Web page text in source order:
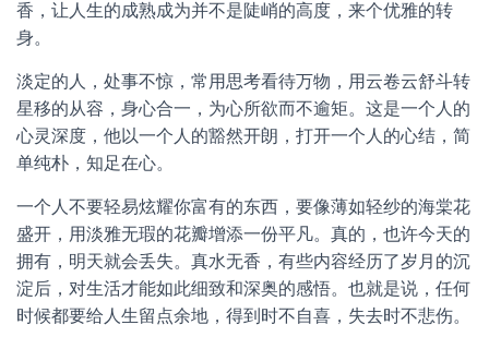
香，让人生的成熟成为并不是陡峭的高度，来个优雅的转
身。
淡定的人，处事不惊，常用思考看待万物，用云卷云舒斗转
星移的从容，身心合一，为心所欲而不逾矩。这是一个人的
心灵深度，他以一个人的豁然开朗，打开一个人的心结，简
单纯朴，知足在心。
一个人不要轻易炫耀你富有的东西，要像薄如轻纱的海棠花
盛开，用淡雅无瑕的花瓣增添一份平凡。真的，也许今天的
拥有，明天就会丢失。真水无香，有些内容经历了岁月的沉
淀后，对生活才能如此细致和深奥的感悟。也就是说，任何
时候都要给人生留点余地，得到时不自喜，失去时不悲伤。